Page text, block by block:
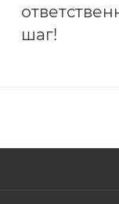
шаг!